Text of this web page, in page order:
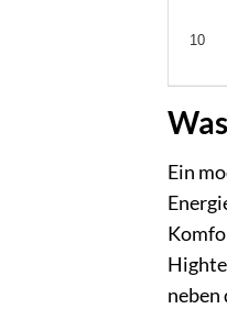
10
Ein
neben